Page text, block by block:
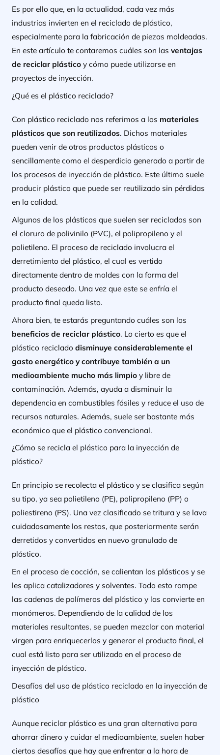
Es por ello que, en la actualidad, cada vez más
industrias invierten en el reciclado de plástico,
especialmente para la fabricación de piezas moldeadas.
En este artículo te contaremos cuáles son las ventajas
de reciclar plásticoy cómo puede utilizarse en
proyectos de inyección.
¿Qué es el plástico reciclado?
Con plástico reciclado nos referimos a los materiales
plásticos que son reutilizados. Dichos materiales
pueden venir de otros productos plásticos o
sencillamente como el desperdicio generado a partir de
los procesos de inyección de plástico. Este último suele
producir plástico que puede ser reutilizado sin pérdidas
en la calidad.
Algunos de los plásticos que suelen ser reciclados son
el cloruro de polivinilo (PVC), el polipropileno y el
polietileno. El proceso de reciclado involucra el
derretimiento del plástico, el cual es vertido
directamente dentro de moldes con la forma del
producto deseado. Una vez que este se enfría el
producto final queda listo.
Ahora bien, te estarás preguntando cuáles son los
beneficios de reciclar plástico. Lo cierto es que el
plástico reciclado disminuye considerablemente el
gasto energético y contribuye también a un
medioambiente mucho más limpioy libre de
contaminación. Además, ayuda a disminuir la
dependencia en combustibles fósiles y reduce el uso de
recursos naturales. Además, suele ser bastante más
económico que el plástico convencional.
¿Cómo se recicla el plástico para la inyección de
plástico?
En principio se recolecta el plástico y se clasifica según
su tipo, ya sea polietileno (PE), polipropileno (PP) o
poliestireno (PS). Una vez clasificado se tritura y se lava
cuidadosamente los restos, que posteriormente serán
derretidos y convertidos en nuevo granulado de
plástico.
En el proceso de cocción, se calientan los plásticos y se
les aplica catalizadores y solventes. Todo esto rompe
las cadenas de polímeros del plástico y las convierte en
monómeros. Dependiendo de la calidad de los
materiales resultantes, se pueden mezclar con material
virgen para enriquecerlos y generar el producto final, el
cual está listo para ser utilizado en el proceso de
inyección de plástico.
Desafíos del uso de plástico reciclado en la inyección de
plástico
Aunque reciclar plástico es una gran alternativa para
ahorrar dinero y cuidar el medioambiente, suelen haber
ciertos desafíos que hay que enfrentar a la hora de